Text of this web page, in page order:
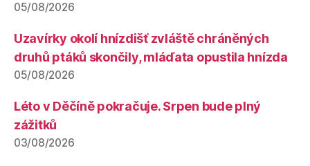
05/08/2026
Uzavírky okolí hnízdišť zvláště chráněných
druhů ptáků skončily, mláďata opustila hnízda
05/08/2026
Léto v Děčíně pokračuje. Srpen bude plný
zážitků
03/08/2026